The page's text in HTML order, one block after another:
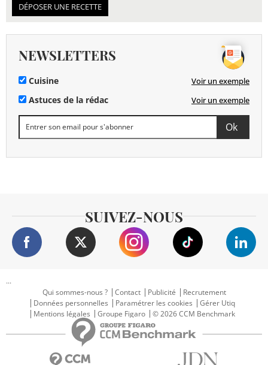
DÉPOSER UNE RECETTE
NEWSLETTERS
Cuisine Voir un exemple
Astuces de la rédac Voir un exemple
SUIVEZ-NOUS
...
Qui sommes-nous ?
Contact Publicité
Recrutement
Données personnelles
Paramétrer les cookies
Gérer Utiq
Mentions légales
Groupe Figaro © 2026 CCM Benchmark